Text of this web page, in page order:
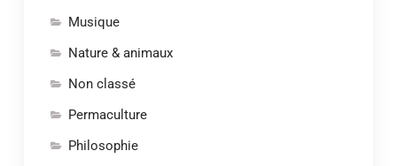
Musique
Nature & animaux
Non classé
Permaculture
Philosophie